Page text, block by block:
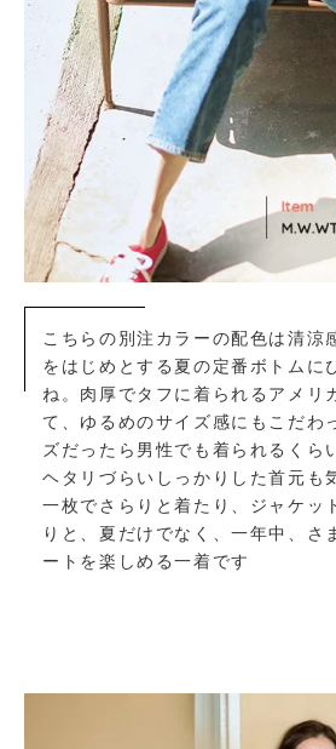
こちらの別注カラーの配色は清涼
をはじめとする夏の定番ボトムに
ね。肉厚でタフに着られるアメリ
て、ゆるめのサイズ感にもこだわ
ズだったら男性でも着られるくら
ヘタリづらいしっかりした首元も
一枚でさらりと着たり、ジャケッ
りと、夏だけでなく、一年中、さ
ートを楽しめる一着です